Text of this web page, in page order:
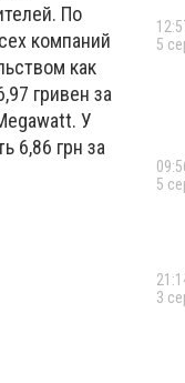
По
компаний
как
гривен за
У
6,86 грн за
5
5
3